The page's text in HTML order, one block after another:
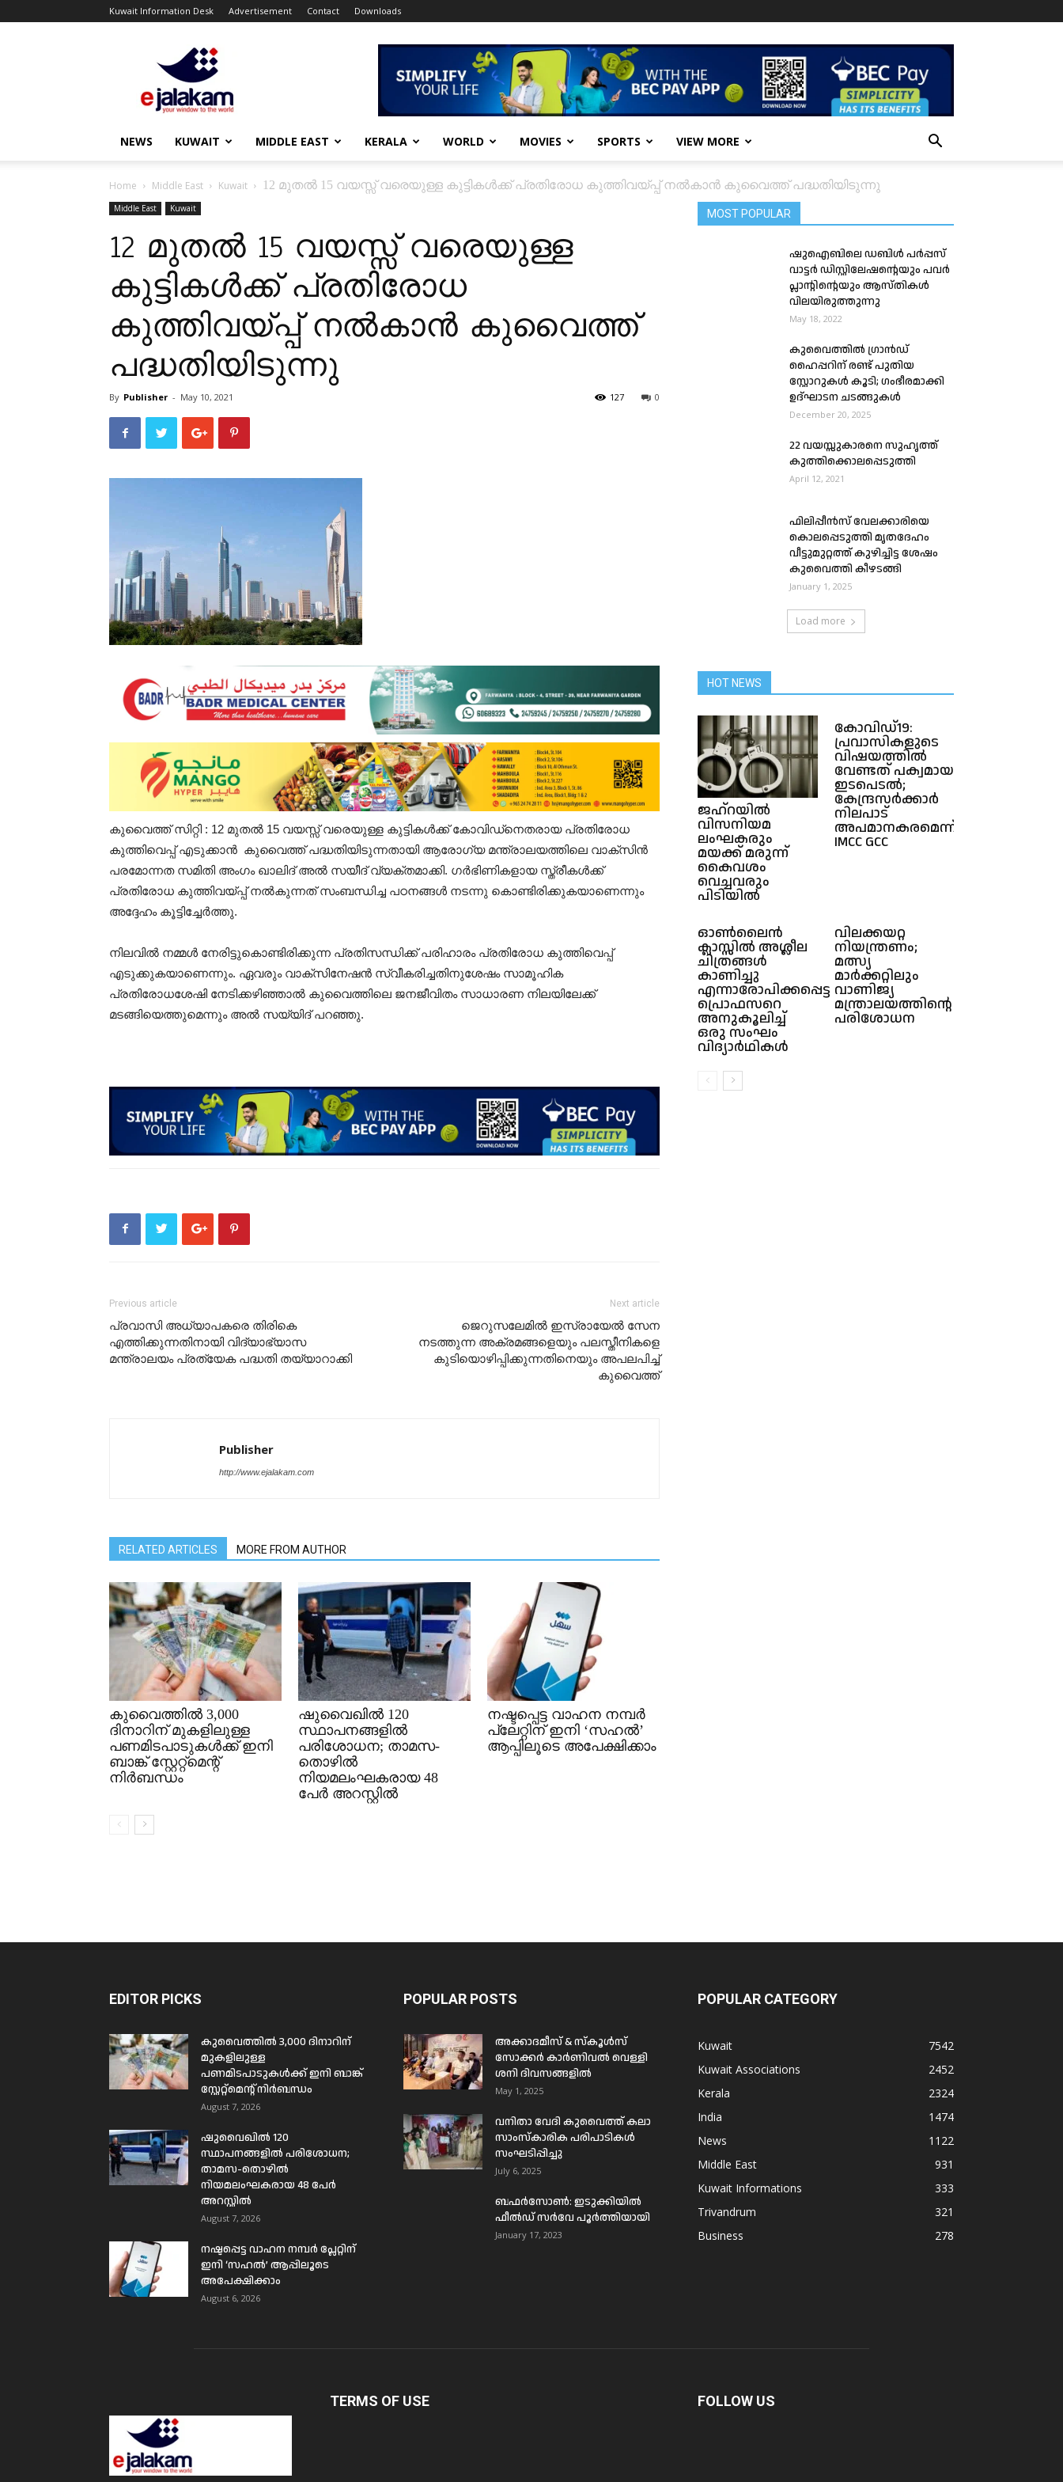
Kuwait Information Desk Advertisement Contact Downloads
ejalakam
NEWS KUWAIT MIDDLE EAST KERALA WORLD MOVIES SPORTS VIEW MORE
Home Middle East Kuwait 12 മുതൽ 15 വയസ്സ് വരെയുള്ള കുട്ടികൾക്ക് പ്രതിരോധ കുത്തിവയ്പ്പ് നൽകാൻ കുവൈത്ത് പദ്ധതിയിടുന്നു
Middle East Kuwait
12 മുതൽ 15 വയസ്സ് വരെയുള്ള
കുട്ടികൾക്ക് പ്രതിരോധ
കുത്തിവയ്പ്പ് നൽകാൻ കുവൈത്ത്
പദ്ധതിയിടുന്നു
By Publisher - May 10, 2021 0
127
കുവൈത്ത് സിറ്റി : 12 മുതൽ 15 വയസ്സ് വരെയുള്ള കുട്ടികൾക്ക് കോവിഡ്നെതരായ പ്രതിരോധ
കുത്തിവെപ്പ് എടുക്കാൻ കുവൈത്ത് പദ്ധതിയിടുന്നതായി ആരോഗ്യ മന്ത്രാലയത്തിലെ വാക്സിൻ
പരമോന്നത സമിതി അംഗം ഖാലിദ് അൽ സയീദ് വ്യക്തമാക്കി. ഗർഭിണികളായ സ്ത്രീകൾക്ക്
പ്രതിരോധ കുത്തിവയ്പ്പ് നൽകുന്നത് സംബന്ധിച്ച പഠനങ്ങൾ നടന്നു കൊണ്ടിരിക്കുകയാണെന്നും
അദ്ദേഹം കൂട്ടിച്ചേർത്തു.
നിലവിൽ നമ്മൾ നേരിട്ടുകൊണ്ടിരിക്കുന്ന പ്രതിസന്ധിക്ക് പരിഹാരം പ്രതിരോധ കുത്തിവെപ്പ്
എടുക്കുകയാണെന്നും. ഏവരും വാക്സിനേഷൻ സ്വീകരിച്ചതിനുശേഷം സാമൂഹിക
പ്രതിരോധശേഷി നേടിക്കഴിഞ്ഞാൽ കുവൈത്തിലെ ജനജീവിതം സാധാരണ നിലയിലേക്ക്
മടങ്ങിയെത്തുമെന്നും അൽ സയ്യിദ് പറഞ്ഞു.
Previous article
പ്രവാസി അധ്യാപകരെ തിരികെ
എത്തിക്കുന്നതിനായി വിദ്യാഭ്യാസ
മന്ത്രാലയം പ്രത്യേക പദ്ധതി തയ്യാറാക്കി
Next article
ജെറുസലേമിൽ ഇസ്രായേൽ സേന
നടത്തുന്ന അക്രമങ്ങളെയും പലസ്തീനികളെ
കുടിയൊഴിപ്പിക്കുന്നതിനെയും അപലപിച്ച്
കുവൈത്ത്
Publisher
http://www.ejalakam.com
RELATED ARTICLES MORE FROM AUTHOR
കുവൈത്തിൽ 3,000
ദിനാറിന് മുകളിലുള്ള
പണമിടപാടുകൾക്ക് ഇനി
ബാങ്ക് സ്റ്റേറ്റ്മെന്റ്
നിർബന്ധം
ഷുവൈഖിൽ 120
സ്ഥാപനങ്ങളിൽ
പരിശോധന; താമസ-
തൊഴിൽ
നിയമലംഘകരായ 48
പേർ അറസ്റ്റിൽ
നഷ്ടപ്പെട്ട വാഹന നമ്പർ
പ്ലേറ്റിന് ഇനി ‘സഹൽ’
ആപ്പിലൂടെ അപേക്ഷിക്കാം
MOST POPULAR
ഷുഐബിലെ ഡബിൾ പർപ്പസ്
വാട്ടർ ഡിസ്റ്റിലേഷന്റെയും പവർ
പ്ലാന്റിന്റെയും ആസ്തികൾ
വിലയിരുത്തുന്നു
May 18, 2022
കുവൈത്തിൽ ഗ്രാൻഡ്
ഹൈപ്പറിന് രണ്ട് പുതിയ
സ്റ്റോറുകൾ കൂടി; ഗംഭീരമാക്കി
ഉദ്ഘാടന ചടങ്ങുകൾ
December 20, 2025
22 വയസ്സുകാരനെ സുഹൃത്ത്
കുത്തിക്കൊലപ്പെടുത്തി
April 12, 2021
ഫിലിപ്പീൻസ് വേലക്കാരിയെ
കൊലപ്പെടുത്തി മൃതദേഹം
വീട്ടുമുറ്റത്ത് കുഴിച്ചിട്ട ശേഷം
കുവൈത്തി കീഴടങ്ങി
January 1, 2025
Load more
HOT NEWS
ജഹ്റയിൽ
വിസനിയമ
ലംഘകരും
മയക്ക് മരുന്ന്
കൈവശം
വെച്ചവരും
പിടിയിൽ
കോവിഡ്19:
പ്രവാസികളുടെ
വിഷയത്തിൽ
വേണ്ടത് പക്വമായ
ഇടപെടൽ;
കേന്ദ്രസർക്കാർ
നിലപാട്
അപമാനകരമെന്ന്
IMCC GCC
ഓൺലൈൻ
ക്ലാസ്സിൽ അശ്ലീല
ചിത്രങ്ങൾ
കാണിച്ചു
എന്നാരോപിക്കപ്പെട്ട
പ്രൊഫസറെ
അനുകൂലിച്ച്
ഒരു സംഘം
വിദ്യാർഥികൾ
വിലക്കയറ്റ
നിയന്ത്രണം;
മത്സ്യ
മാർക്കറ്റിലും
വാണിജ്യ
മന്ത്രാലയത്തിൻ്റെ
പരിശോധന
EDITOR PICKS
കുവൈത്തിൽ 3,000 ദിനാറിന്
മുകളിലുള്ള
പണമിടപാടുകൾക്ക് ഇനി ബാങ്ക്
സ്റ്റേറ്റ്മെന്റ് നിർബന്ധം
August 7, 2026
ഷുവൈഖിൽ 120
സ്ഥാപനങ്ങളിൽ പരിശോധന;
താമസ-തൊഴിൽ
നിയമലംഘകരായ 48 പേർ
അറസ്റ്റിൽ
August 7, 2026
നഷ്ടപ്പെട്ട വാഹന നമ്പർ പ്ലേറ്റിന്
ഇനി ‘സഹൽ’ ആപ്പിലൂടെ
അപേക്ഷിക്കാം
August 6, 2026
POPULAR POSTS
അക്കാദമീസ് & സ്കൂൾസ്
സോക്കർ കാർണിവൽ വെള്ളി
ശനി ദിവസങ്ങളിൽ
May 1, 2025
വനിതാ വേദി കുവൈത്ത് കലാ
സാംസ്കാരിക പരിപാടികൾ
സംഘടിപ്പിച്ചു
July 6, 2025
ബഫര്‍സോണ്‍: ഇടുക്കിയില്‍
ഫീല്‍ഡ് സര്‍വേ പൂര്‍ത്തിയായി
January 17, 2023
POPULAR CATEGORY
Kuwait
7542
Kuwait Associations
2452
Kerala
2324
India
1474
News
1122
Middle East
931
Kuwait Informations
333
Trivandrum
321
Business
278
TERMS OF USE FOLLOW US